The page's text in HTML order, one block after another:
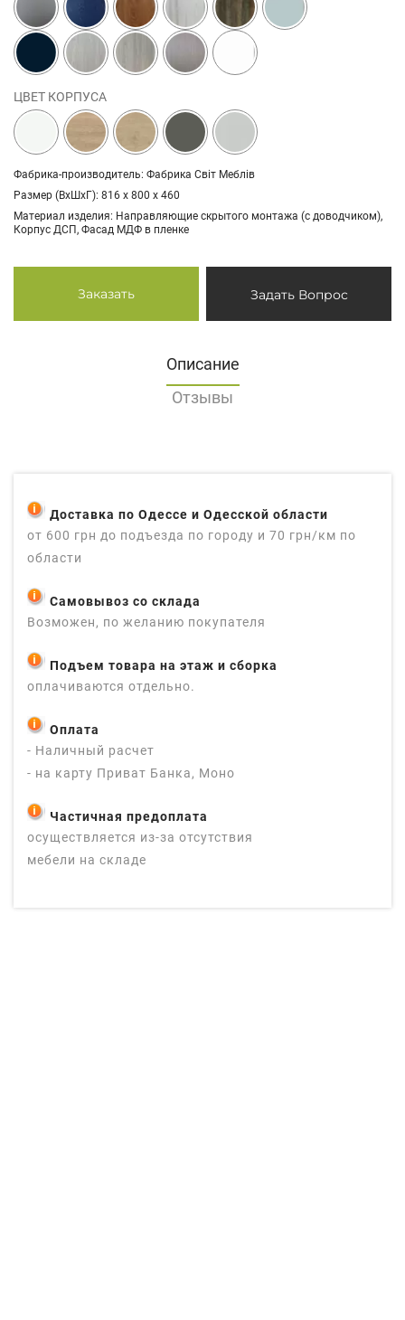
ЦВЕТ КОРПУСА
Фабрика-производитель: Фабрика Світ Меблів
Размер (ВхШхГ): 816 х 800 х 460
Материал изделия: Направляющие скрытого монтажа (с доводчиком),
Корпус ДСП, Фасад МДФ в пленке
Заказать Задать Вопрос
Доставка по Одессе и Одесской области
от 600 грн до подъезда по городу и 70 грн/км по
области
Самовывоз со склада
Возможен, по желанию покупателя
Подъем товара на этаж и сборка
оплачиваются отдельно.
Оплата
- Наличный расчет
- на карту Приват Банка, Моно
Частичная предоплата
осуществляется из-за отсутствия
мебели на складе
Описание
Отзывы